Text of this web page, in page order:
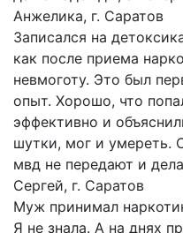
Анжелика, г. Саратов
Записался на
как после приема
невмоготу. Это был
опыт. Хорошо, что
эффективно и
шутки, мог и умереть.
мвд не передают и
Сергей, г. Саратов
Муж принимал
Я не знала. А на днях